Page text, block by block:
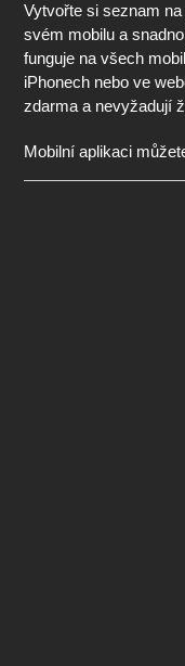
Vytvořte si seznam
svém mobilu a
funguje na všech
iPhonech nebo ve
zdarma a nevyžadují
Mobilní aplikaci